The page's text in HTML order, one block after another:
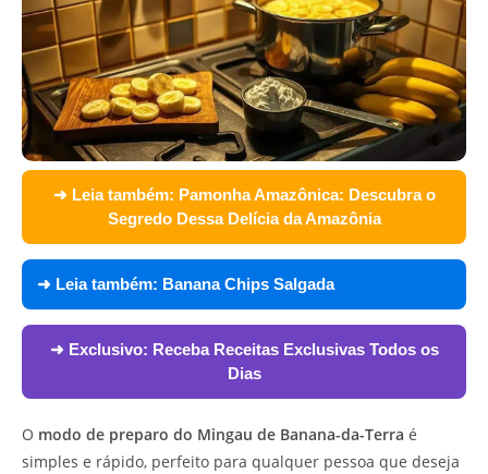
➜ Leia também: Pamonha Amazônica: Descubra o
Segredo Dessa Delícia da Amazônia
➜ Leia também: Banana Chips Salgada
➜ Exclusivo: Receba Receitas Exclusivas Todos os
Dias
O modo de preparo do Mingau de Banana-da-Terra é
simples e rápido, perfeito para qualquer pessoa que deseja